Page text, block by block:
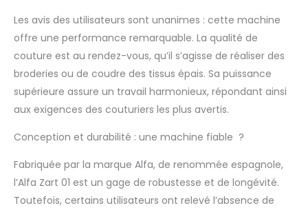
Les avis des utilisateurs sont unanimes : cette machine
offre une performance remarquable. La qualité de
couture est au rendez-vous, qu’il s’agisse de réaliser des
broderies ou de coudre des tissus épais. Sa puissance
supérieure assure un travail harmonieux, répondant ainsi
aux exigences des couturiers les plus avertis.
Conception et durabilité : une machine fiable ?
Fabriquée par la marque Alfa, de renommée espagnole,
l’Alfa Zart 01 est un gage de robustesse et de longévité.
Toutefois, certains utilisateurs ont relevé l’absence de